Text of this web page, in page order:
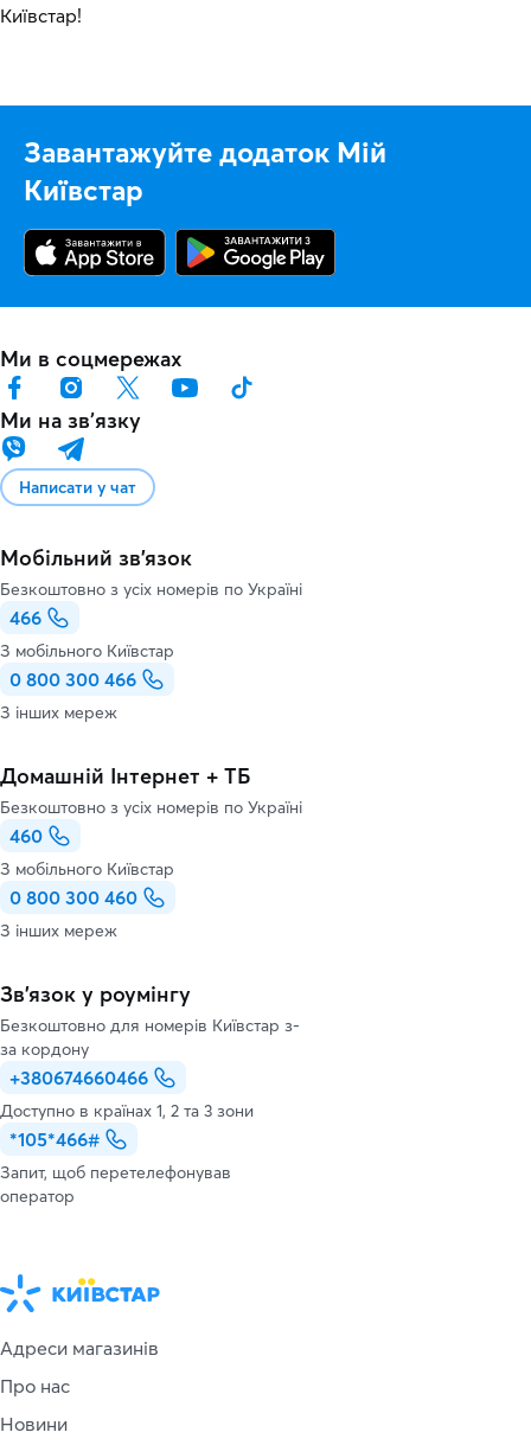
Київстар!
Завантажуйте додаток Мій
Київстар
Ми в соцмережах
Ми на звʼязку
Написати у чат
Мобільний зв'язок
Безкоштовно з усіх номерів по Україні
466
З мобільного Київстар
0 800 300 466
З інших мереж
Домашній Інтернет + ТБ
Безкоштовно з усіх номерів по Україні
460
З мобільного Київстар
0 800 300 460
З інших мереж
Зв’язок у роумінгу
Безкоштовно для номерів Київстар з-
за кордону
+380674660466
Доступно в країнах 1, 2 та 3 зони
*105*466#
Запит, щоб перетелефонував
оператор
Адреси магазинів
Про нас
Новини